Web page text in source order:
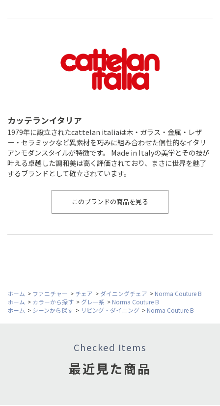
カッテランイタリア
1979年に設立されたcattelan italiaは木・ガラス・金属・レザ
ー・セラミックなど異素材を巧みに組み合わせた個性的なイタリ
アンモダンスタイルが特徴です。 Made in Italyの美学とその技が
叶える卓越した調和美は高く評価されており、まさに世界を魅了
するブランドとして確立されています。
このブランドの商品を見る
ホーム > ファニチャー > チェア > ダイニングチェア > Norma Couture B
ホーム > カラーから探す > グレー系 > Norma Couture B
ホーム > シーンから探す > リビング・ダイニング > Norma Couture B
Checked Items
最近見た商品